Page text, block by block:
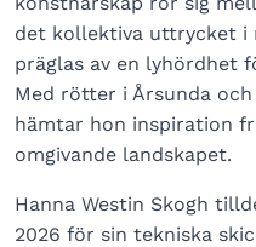
det kollektiva uttrycket i
präglas av en lyhördhet
Med rötter i Årsunda
hämtar hon inspiration
omgivande landskapet.
Hanna Westin Skogh
2026 för sin tekniska